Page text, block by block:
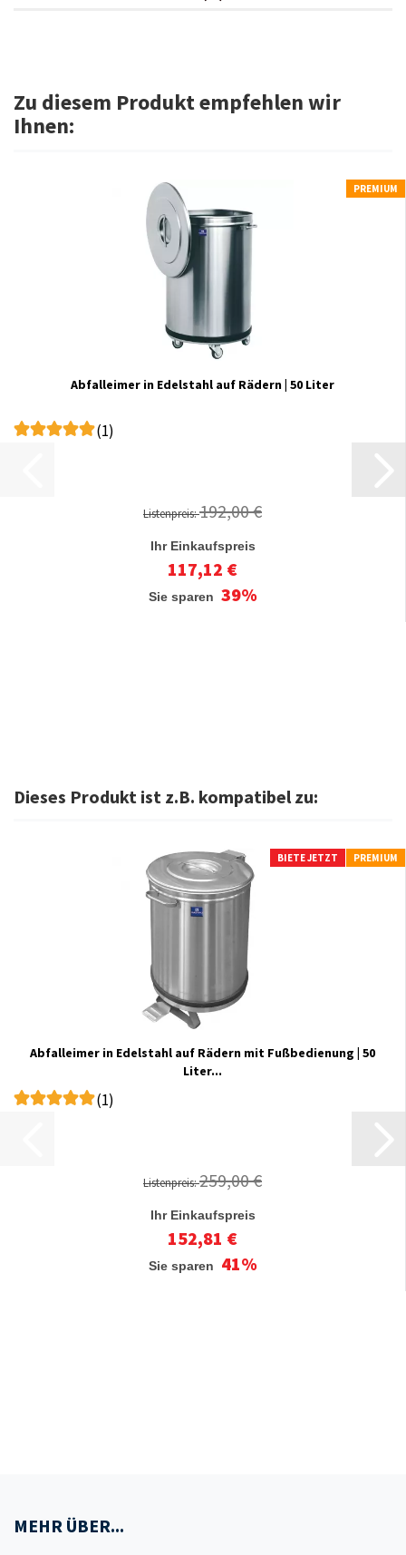
Zu diesem Produkt empfehlen wir
Ihnen:
PREMIUM
Abfalleimer in Edelstahl auf Rädern | 50 Liter
(1)
Listenpreis:192,00 €
Ihr Einkaufspreis
117,12 €
Sie sparen 39%
Dieses Produkt ist z.B. kompatibel zu:
BIETE JETZT PREMIUM
Abfalleimer in Edelstahl auf Rädern mit Fußbedienung | 50
Liter...
(1)
Listenpreis:259,00 €
Ihr Einkaufspreis
152,81 €
Sie sparen 41%
MEHR ÜBER...